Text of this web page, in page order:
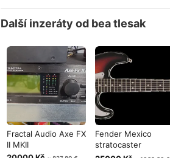
Další inzeráty od bea tlesak
Fractal Audio Axe FX
II MKII
Fender Mexico
stratocaster
04/1994 overene